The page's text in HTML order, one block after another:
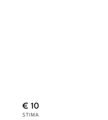
€ 10
STIMA